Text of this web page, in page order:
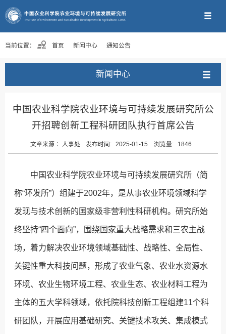
当前位置： 首页 新闻中心 通知公告
新闻中心
中国农业科学院农业环境与可持续发展研究所公
开招聘创新工程科研团队执行首席公告
文章来源 ： 人事处 发布时间: 2025-01-15 浏览量: 1846
中国农业科学院农业环境与可持续发展研究所（简
称“环发所”）组建于2002年，是从事农业环境领域科学
发现与技术创新的国家级非营利性科研机构。研究所始
终坚持“四个面向”，围绕国家重大战略需求和三农主战
场，着力解决农业环境领域基础性、战略性、全局性、
关键性重大科技问题，形成了农业气象、农业水资源水
环境、农业生物环境工程、农业生态、农业材料工程为
主体的五大学科领域，依托院科技创新工程组建11个科
研团队，开展应用基础研究、关键技术攻关、集成模式